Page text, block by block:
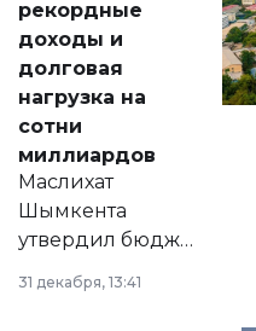
рекордные
доходы и
долговая
нагрузка на
сотни
миллиардов
Маслихат
Шымкента
утвердил бюджет
города на 2026–
2028 годы.
31 декабря, 13:41